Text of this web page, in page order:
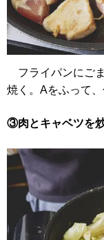
フライパンにご
焼く。Aをふって、
③肉とキャベツを